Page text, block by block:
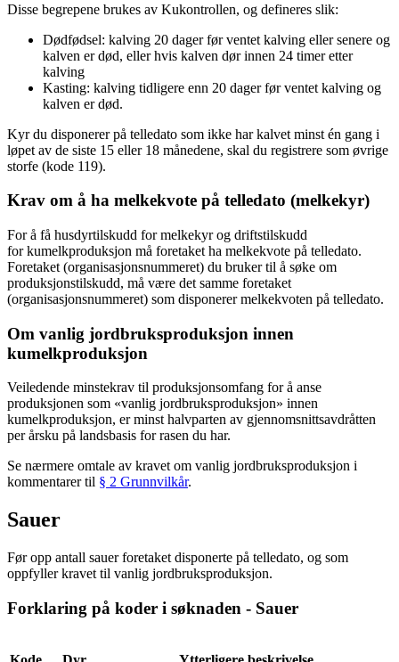
Disse begrepene brukes av Kukontrollen, og defineres slik:
Dødfødsel: kalving 20 dager før ventet kalving eller senere og
kalven er død, eller hvis kalven dør innen 24 timer etter
kalving
Kasting: kalving tidligere enn 20 dager før ventet kalving og
kalven er død.
Kyr du disponerer på telledato som ikke har kalvet minst én gang i
løpet av de siste 15 eller 18 månedene, skal du registrere som øvrige
storfe (kode 119).
Krav om å ha melkekvote på telledato (melkekyr)
For å få husdyrtilskudd for melkekyr og driftstilskudd
for kumelkproduksjon må foretaket ha melkekvote på telledato.
Foretaket (organisasjonsnummeret) du bruker til å søke om
produksjonstilskudd, må være det samme foretaket
(organisasjonsnummeret) som disponerer melkekvoten på telledato.
Om vanlig jordbruksproduksjon innen
kumelkproduksjon
Veiledende minstekrav til produksjonsomfang for å anse
produksjonen som «vanlig jordbruksproduksjon» innen
kumelkproduksjon, er minst halvparten av gjennomsnittsavdråtten
per årsku på landsbasis for rasen du har.
Se nærmere omtale av kravet om vanlig jordbruksproduksjon i
kommentarer til § 2 Grunnvilkår.
Sauer
Før opp antall sauer foretaket disponerte på telledato, og som
oppfyller kravet til vanlig jordbruksproduksjon.
Forklaring på koder i søknaden - Sauer